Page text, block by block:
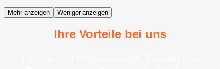
Mehr anzeigen Weniger anzeigen
Ihre Vorteile bei uns